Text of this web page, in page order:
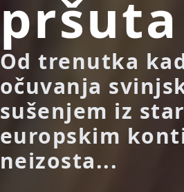
Od trenutka
očuvanja
sušenjem iz
europskim
neizosta...